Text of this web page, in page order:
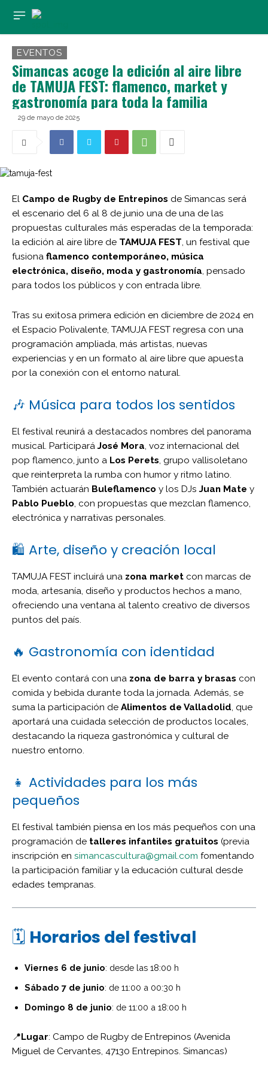
EVENTOS
Simancas acoge la edición al aire libre
de TAMUJA FEST: flamenco, market y
gastronomía para toda la familia
29 de mayo de 2025
El Campo de Rugby de Entrepinos de Simancas será
el escenario del 6 al 8 de junio una de una de las
propuestas culturales más esperadas de la temporada:
la edición al aire libre de TAMUJA FEST, un festival que
fusiona flamenco contemporáneo, música
electrónica, diseño, moda y gastronomía, pensado
para todos los públicos y con entrada libre.
Tras su exitosa primera edición en diciembre de 2024 en
el Espacio Polivalente, TAMUJA FEST regresa con una
programación ampliada, más artistas, nuevas
experiencias y en un formato al aire libre que apuesta
por la conexión con el entorno natural.
🎶 Música para todos los sentidos
El festival reunirá a destacados nombres del panorama
musical. ParticiparáJosé Mora, voz internacional del
pop flamenco, junto a Los Perets, grupo vallisoletano
que reinterpreta la rumba con humor y ritmo latino.
También actuarán Buleflamenco y los DJsJuan Mate y
Pablo Pueblo, con propuestas que mezclan flamenco,
electrónica y narrativas personales.
🛍️ Arte, diseño y creación local
TAMUJA FEST incluirá una zona market con marcas de
moda, artesanía, diseño y productos hechos a mano,
ofreciendo una ventana al talento creativo de diversos
puntos del país.
🔥 Gastronomía con identidad
El evento contará con una zona de barra y brasas con
comida y bebida durante toda la jornada. Además, se
suma la participación de Alimentos de Valladolid, que
aportará una cuidada selección de productos locales,
destacando la riqueza gastronómica y cultural de
nuestro entorno.
👧 Actividades para los más
pequeños
El festival también piensa en los más pequeños con una
programación de talleres infantiles gratuitos (previa
inscripción en simancascultura@gmail.com fomentando
la participación familiar y la educación cultural desde
edades tempranas.
🗓️ Horarios del festival
Viernes 6 de junio: desde las 18:00 h
Sábado 7 de junio: de 11:00 a 00:30 h
Domingo 8 de junio: de 11:00 a 18:00 h
📍Lugar: Campo de Rugby de Entrepinos (Avenida
Miguel de Cervantes, 47130 Entrepinos. Simancas)